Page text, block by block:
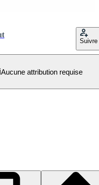
Suivre
Aucune attribution requise